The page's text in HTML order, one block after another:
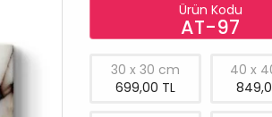
Ürün Kodu
AT-97
30 x 30 cm
699,00 TL
40 x